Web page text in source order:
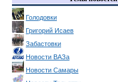
Голодовки
Григорий Исаев
Забастовки
Новости ВАЗа
Новости Самары